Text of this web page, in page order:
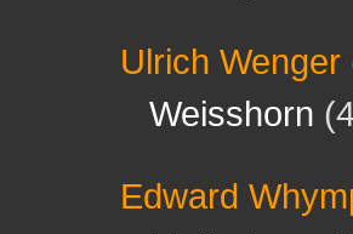
Ulrich Wenger
Weisshorn
Edward